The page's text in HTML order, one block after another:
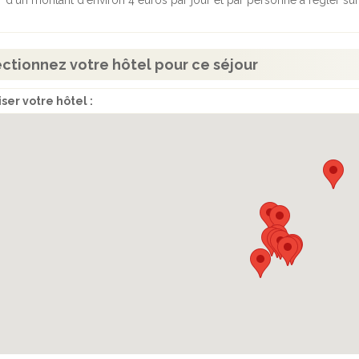
votre hôtel pour ce séjour
votre hôtel :